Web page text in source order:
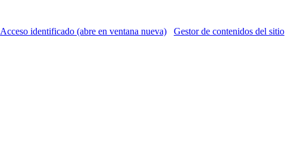
Acceso identificado (abre en ventana nueva) Gestor de contenidos del sitio